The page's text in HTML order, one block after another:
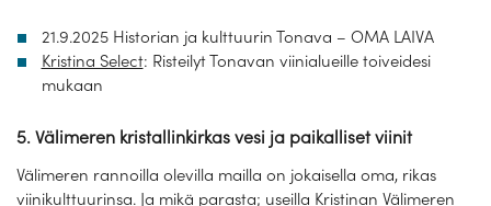
21.9.2025 Historian ja kulttuurin Tonava – OMA LAIVA
Kristina Select: Risteilyt Tonavan viinialueille toiveidesi
mukaan
5. Välimeren kristallinkirkas vesi ja paikalliset viinit
Välimeren rannoilla olevilla mailla on jokaisella oma, rikas
viinikulttuurinsa. Ja mikä parasta; useilla Kristinan Välimeren